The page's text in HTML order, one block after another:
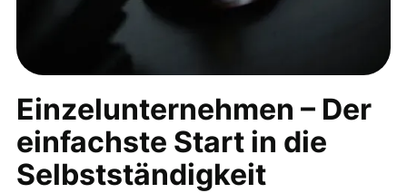
Einzelunternehmen – Der
einfachste Start in die
Selbstständigkeit